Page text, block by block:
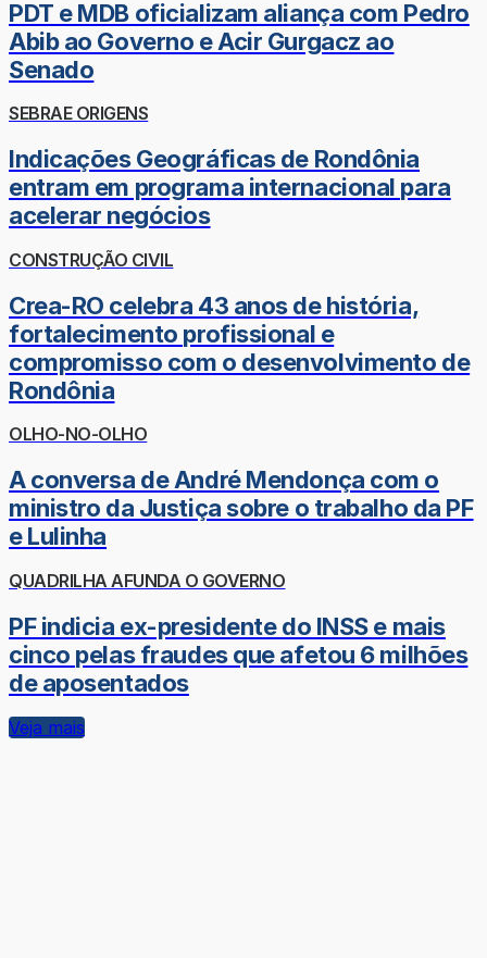
PDT e MDB oficializam aliança com Pedro
Abib ao Governo e Acir Gurgacz ao
Senado
SEBRAE ORIGENS
Indicações Geográficas de Rondônia
entram em programa internacional para
acelerar negócios
CONSTRUÇÃO CIVIL
Crea-RO celebra 43 anos de história,
fortalecimento profissional e
compromisso com o desenvolvimento de
Rondônia
OLHO-NO-OLHO
A conversa de André Mendonça com o
ministro da Justiça sobre o trabalho da PF
e Lulinha
QUADRILHA AFUNDA O GOVERNO
PF indicia ex-presidente do INSS e mais
cinco pelas fraudes que afetou 6 milhões
de aposentados
Veja mais